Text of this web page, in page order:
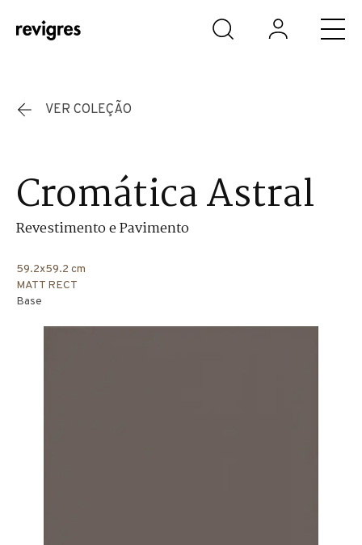
Saltar para o conteúdo principal
VER COLEÇÃO
Cromática Astral
Revestimento e Pavimento
59.2x59.2 cm
MATT RECT
Base